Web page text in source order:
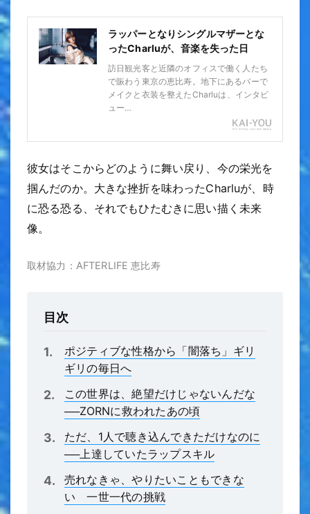
ラッパーとなりシングルマザーとな
ったCharluが、音楽を失った日
訪日観光客と近隣のオフィスで働く人たち
で賑わう東京の恵比寿。地下にあるバーで
メイクと衣装を整えたCharluは、インタビ
ュー…
彼女はそこからどのように舞い戻り、今の栄光を
掴んだのか。大きな挫折を味わったCharluが、時
に恐る恐る、それでもひたむきに思い描く未来
像。
取材協力：AFTERLIFE 恵比寿
目次
ポジティブな性格から「闇落ち」ギリ
ギリの毎日へ
この世界は、絶望だけじゃないんだな
──ZORNに救われたあの頃
ただ、1人で聴き込んできただけなのに
──上達していたラップスキル
売れなきゃ、やりたいこともできな
い 一世一代の挑戦